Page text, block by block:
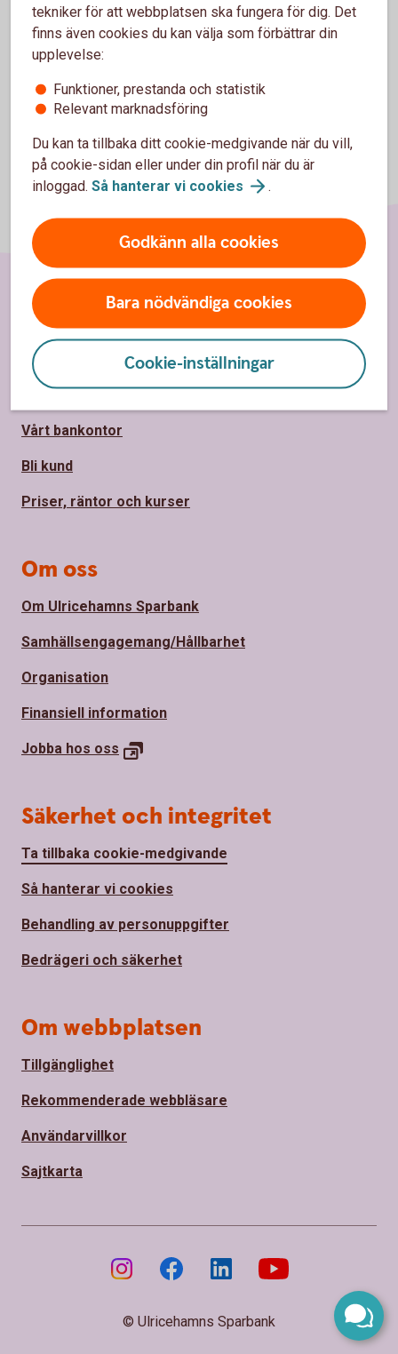
Kopiera länk till nyhet
tekniker för att webbplatsen ska fungera för dig. Det
finns även cookies du kan välja som förbättrar din
upplevelse:
Funktioner, prestanda och statistik
Relevant marknadsföring
Du kan ta tillbaka ditt cookie-medgivande när du vill,
på cookie-sidan eller under din profil när du är
inloggad. Så hanterar vi cookies .
Godkänn alla cookies
Bara nödvändiga cookies
Cookie-inställningar
Sidfot
Hitta snabbt
Kundservice/Kontakta oss
Spärrhjälp
Vårt bankontor
Bli kund
Priser, räntor och kurser
Om oss
Om Ulricehamns Sparbank
Samhällsengagemang/Hållbarhet
Organisation
Finansiell information
Jobba hos oss
Säkerhet och integritet
Ta tillbaka cookie-medgivande
Så hanterar vi cookies
Behandling av personuppgifter
Bedrägeri och säkerhet
Om webbplatsen
Tillgänglighet
Rekommenderade webbläsare
Användarvillkor
Sajtkarta
© Ulricehamns Sparbank